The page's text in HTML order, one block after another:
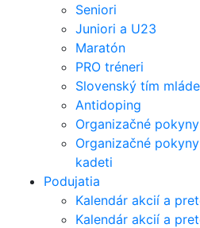
Seniori
Juniori a U23
Maratón
PRO tréneri
Slovenský tím
Antidoping
Organizačné
Organizačné
kadeti
Podujatia
Kalendár akcií a
Kalendár akcií a